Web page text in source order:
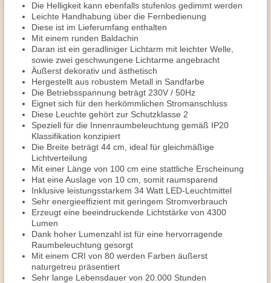
Die Helligkeit kann ebenfalls stufenlos gedimmt werden
Leichte Handhabung über die Fernbedienung
Diese ist im Lieferumfang enthalten
Mit einem runden Baldachin
Daran ist ein geradliniger Lichtarm mit leichter Welle,
sowie zwei geschwungene Lichtarme angebracht
Äußerst dekorativ und ästhetisch
Hergestellt aus robustem Metall in Sandfarbe
Die Betriebsspannung beträgt 230V / 50Hz
Eignet sich für den herkömmlichen Stromanschluss
Diese Leuchte gehört zur Schutzklasse 2
Speziell für die Innenraumbeleuchtung gemäß IP20
Klassifikation konzipiert
Die Breite beträgt 44 cm, ideal für gleichmäßige
Lichtverteilung
Mit einer Länge von 100 cm eine stattliche Erscheinung
Hat eine Auslage von 10 cm, somit raumsparend
Inklusive leistungsstarkem 34 Watt LED-Leuchtmittel
Sehr energieeffizient mit geringem Stromverbrauch
Erzeugt eine beeindruckende Lichtstärke von 4300
Lumen
Dank hoher Lumenzahl ist für eine hervorragende
Raumbeleuchtung gesorgt
Mit einem CRI von 80 werden Farben äußerst
naturgetreu präsentiert
Sehr lange Lebensdauer von 20.000 Stunden